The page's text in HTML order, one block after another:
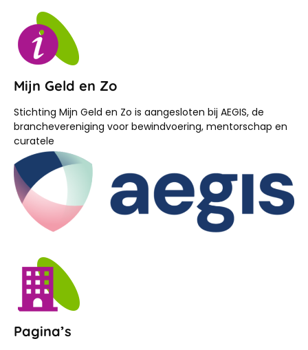
Mijn Geld en Zo
Stichting Mijn Geld en Zo is aangesloten bij AEGIS, de
branchevereniging voor bewindvoering, mentorschap en
curatele
Pagina’s